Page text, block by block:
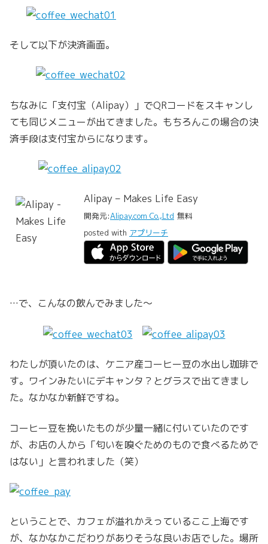
そして以下が決済画面。
ちなみに「支付宝（Alipay）」でQRコードをスキャンし
ても同じメニューが出てきました。もちろんこの場合の決
済手段は支付宝からになります。
Alipay – Makes Life Easy
開発元:Alipay.com Co.,Ltd 無料
posted with アプリーチ
…で、こんなの飲んでみました〜
わたしが頂いたのは、ケニア産コーヒー豆の水出し珈琲で
す。ワインみたいにデキャンタ？とグラスで出てきまし
た。なかなか新鮮ですね。
コーヒー豆を挽いたものが少量一緒に付いていたのです
が、お店の人から「匂いを嗅ぐためのもので食べるためで
はない」と言われました（笑）
ということで、カフェが溢れかえっているここ上海です
が、なかなかこだわりがありそうな良いお店でした。場所